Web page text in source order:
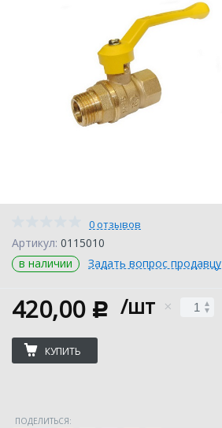
0 отзывов
Артикул: 0115010
в наличии
Задать вопрос продавцу
420,00 c /шт
КУПИТЬ
ПОДЕЛИТЬСЯ: